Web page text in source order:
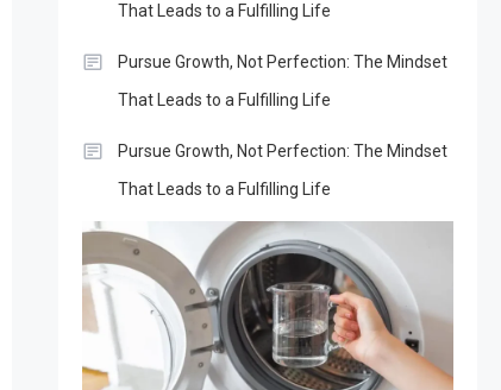
That Leads to a Fulfilling Life
Pursue Growth, Not Perfection: The Mindset
That Leads to a Fulfilling Life
Pursue Growth, Not Perfection: The Mindset
That Leads to a Fulfilling Life